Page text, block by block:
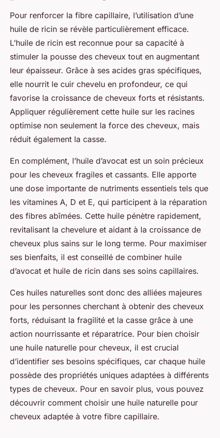
Pour renforcer la fibre capillaire, l’utilisation d’une
huile de ricin se révèle particulièrement efficace.
L’huile de ricin est reconnue pour sa capacité à
stimuler la pousse des cheveux tout en augmentant
leur épaisseur. Grâce à ses acides gras spécifiques,
elle nourrit le cuir chevelu en profondeur, ce qui
favorise la croissance de cheveux forts et résistants.
Appliquer régulièrement cette huile sur les racines
optimise non seulement la force des cheveux, mais
réduit également la casse.
En complément, l’huile d’avocat est un soin précieux
pour les cheveux fragiles et cassants. Elle apporte
une dose importante de nutriments essentiels tels que
les vitamines A, D et E, qui participent à la réparation
des fibres abîmées. Cette huile pénètre rapidement,
revitalisant la chevelure et aidant à la croissance de
cheveux plus sains sur le long terme. Pour maximiser
ses bienfaits, il est conseillé de combiner huile
d’avocat et huile de ricin dans ses soins capillaires.
Ces huiles naturelles sont donc des alliées majeures
pour les personnes cherchant à obtenir des cheveux
forts, réduisant la fragilité et la casse grâce à une
action nourrissante et réparatrice. Pour bien choisir
une huile naturelle pour cheveux, il est crucial
d’identifier ses besoins spécifiques, car chaque huile
possède des propriétés uniques adaptées à différents
types de cheveux. Pour en savoir plus, vous pouvez
découvrir comment choisir une huile naturelle pour
cheveux adaptée à votre fibre capillaire.